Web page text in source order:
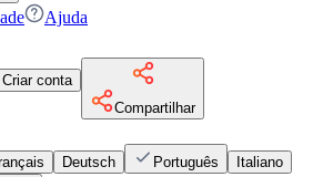
Ajuda
conta
Compartilhar
Deutsch Português
Italiano